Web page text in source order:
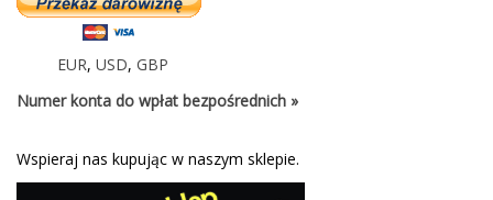
EUR, USD, GBP
Numer konta do wpłat bezpośrednich »
Wspieraj nas kupując w naszym sklepie.